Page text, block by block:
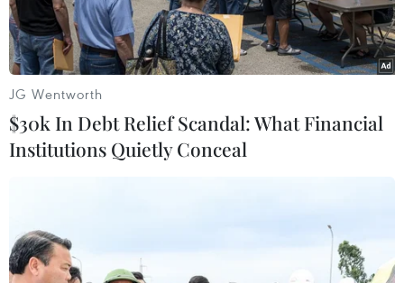
Trở lại sau 20 năm không tham gia thi đấu môn
JG Wentworth
$30k In Debt Relief Scandal: What Financial
Institutions Quietly Conceal